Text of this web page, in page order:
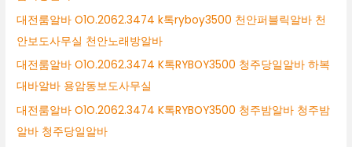
대전룸알바 O1O.2062.3474 k톡ryboy3500 천안퍼블릭알바 천
안보도사무실 천안노래방알바
대전룸알바 O1O.2062.3474 K톡RYBOY3500 청주당일알바 하복
대바알바 용암동보도사무실
대전룸알바 O1O.2062.3474 K톡RYBOY3500 청주밤알바 청주밤
알바 청주당일알바